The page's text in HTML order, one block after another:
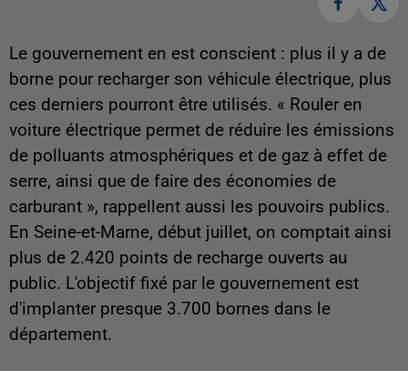
Le gouvernement en est conscient : plus il y a de
borne pour recharger son véhicule électrique, plus
ces derniers pourront être utilisés. « Rouler en
voiture électrique permet de réduire les émissions
de polluants atmosphériques et de gaz à effet de
serre, ainsi que de faire des économies de
carburant », rappellent aussi les pouvoirs publics.
En Seine-et-Marne, début juillet, on comptait ainsi
plus de 2.420 points de recharge ouverts au
public. L'objectif fixé par le gouvernement est
d'implanter presque 3.700 bornes dans le
département.